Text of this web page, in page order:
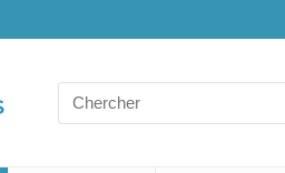
Search
for: